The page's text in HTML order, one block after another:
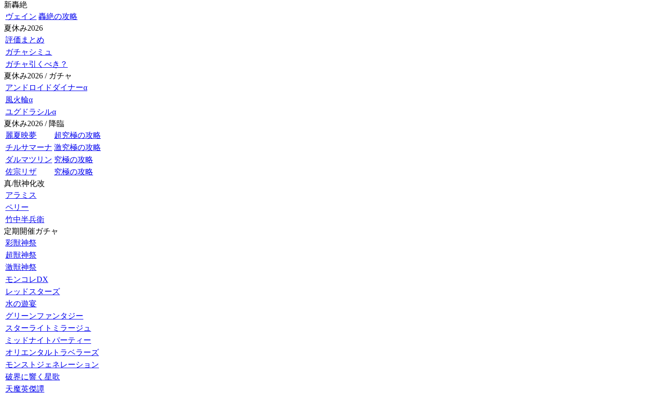
新轟絶
ヴェイン 轟絶の攻略
夏休み2026
評価まとめ
ガチャシミュ
ガチャ引くべき？
夏休み2026 / ガチャ
アンドロイドダイナーα
風火輪α
ユグドラシルα
夏休み2026 / 降臨
麗夏映夢
超究極の攻略
チルサマーナ 激究極の攻略
ダルマツリン 究極の攻略
佐宗リザ
究極の攻略
真/獣神化改
アラミス
ペリー
竹中半兵衛
定期開催ガチャ
彩獣神祭
超獣神祭
激獣神祭
モンコレDX
レッドスターズ
水の遊宴
グリーンファンタジー
スターライトミラージュ
ミッドナイトパーティー
オリエンタルトラベラーズ
モンストジェネレーション
破界に響く星歌
天魔英傑譚